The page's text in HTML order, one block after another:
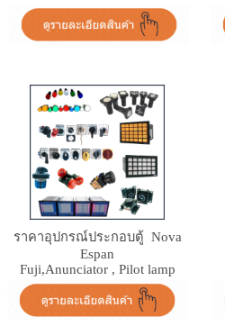
ราคาอุปกรณ์ประกอบตู้ Nova
Espan
Fuji,Anunciator , Pilot lamp